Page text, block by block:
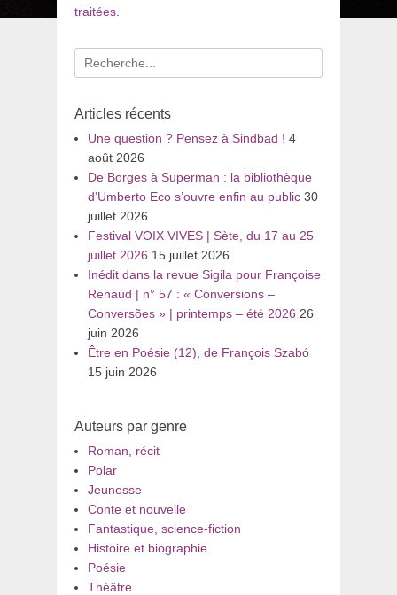
traitées
Recherche
pour
Articles récents
Une question ? Pensez à Sindbad ! 4
août 2026
De Borges à Superman : la bibliothèque
d’Umberto Eco s’ouvre enfin au public 30
juillet 2026
Festival VOIX VIVES | Sète, du 17 au 25
juillet 2026 15 juillet 2026
Inédit dans la revue Sigila pour Françoise
Renaud | n° 57 : « Conversions –
Conversões » | printemps – été 2026 26
juin 2026
Être en Poésie (12), de François Szabó
15 juin 2026
Auteurs par genre
Roman, récit
Polar
Jeunesse
Conte et nouvelle
Fantastique, science-fiction
Histoire et biographie
Poésie
Théâtre